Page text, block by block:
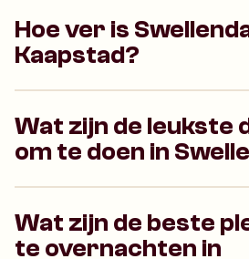
Hoe ver is
Kaapstad?
Wat zijn de leukste
om te doen in
Wat zijn de beste
te overnachten in